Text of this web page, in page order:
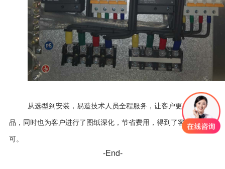
从选型到安装，易造技术人员全程服务，让客户更加了解产
品，同时也为客户进行了图纸深化，节省费用，得到了客户的认
可。
-End-